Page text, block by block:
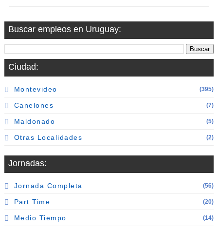
Buscar empleos en Uruguay:
Ciudad:
Montevideo (395)
Canelones (7)
Maldonado (5)
Otras Localidades (2)
Jornadas:
Jornada Completa (56)
Part Time (20)
Medio Tiempo (14)